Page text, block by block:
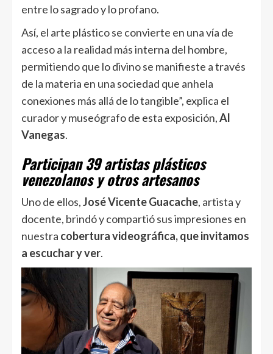
entre lo sagrado y lo profano.
Así, el arte plástico se convierte en una vía de
acceso a la realidad más interna del hombre,
permitiendo que lo divino se manifieste a través
de la materia en una sociedad que anhela
conexiones más allá de lo tangible”, explica el
curador y museógrafo de esta exposición,Al
Vanegas.
Participan 39 artistas plásticos
venezolanos y otros artesanos
Uno de ellos,José Vicente Guacache, artista y
docente, brindó y compartió sus impresiones en
nuestra cobertura videográfica, que invitamos
a escuchar y ver.